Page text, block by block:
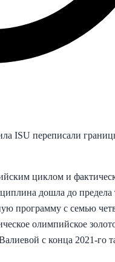
ISU переписали
циклом и
дошла до предела
программу с семью
олимпийское
с конца 2021‑го